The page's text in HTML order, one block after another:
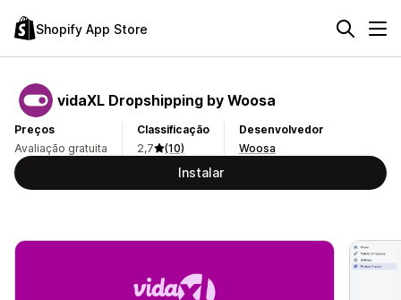
Shopify App Store
vidaXL Dropshipping by Woosa
Preços
Avaliação gratuita
Classificação
2,7
(10)
Desenvolvedor
Woosa
Instalar